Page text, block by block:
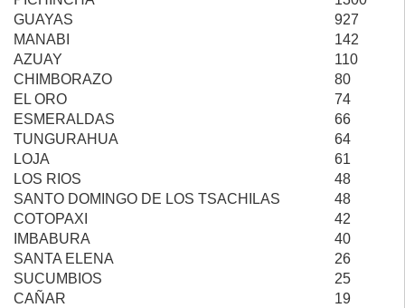
GUAYAS
927
MANABI
142
AZUAY
110
CHIMBORAZO
80
EL ORO
74
ESMERALDAS
66
TUNGURAHUA
64
LOJA
61
LOS RIOS
48
SANTO DOMINGO DE LOS TSACHILAS
48
COTOPAXI
42
IMBABURA
40
SANTA ELENA
26
SUCUMBIOS
25
CAÑAR
19